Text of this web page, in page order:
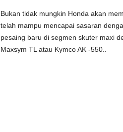
Bukan tidak mungkin Honda akan
telah mampu mencapai sasaran
pesaing baru di segmen skuter maxi
Maxsym TL atau Kymco AK -550..